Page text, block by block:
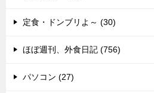
定食・ドンブリよ～ (30)
ほぼ週刊、外食日記 (756)
パソコン (27)